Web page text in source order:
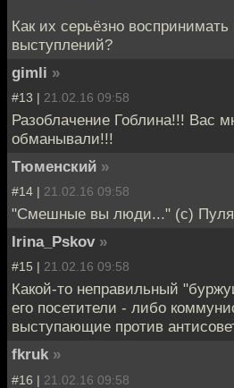
Как их серьёзно воспринимать
выступлений?
gimli »
#13 | 21.02.16 09:58
Разоблачение Гоблина!!! Вас
обманывали!!!
Тюменский »
#14 | 21.02.16 09:58
"Смешные вы люди..." (с)
Irina_Pskov »
#15 | 21.02.16 09:58
Какой-то неправильный
его посетители - либо
выступающие против
fkruk »
#16 | 21.02.16 09:58